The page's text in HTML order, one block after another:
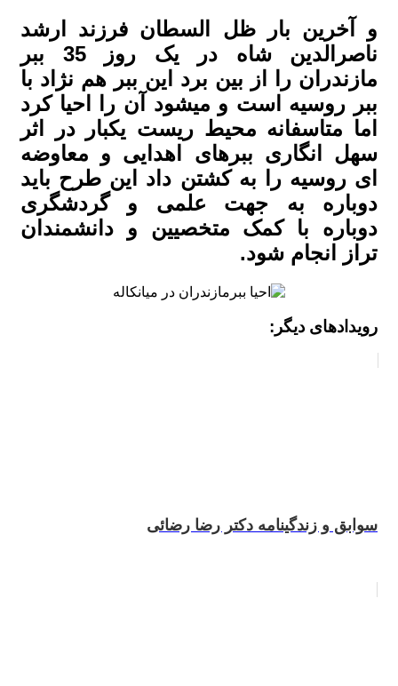
و آخرین بار ظل السطان فرزند ارشد
ناصرالدین شاه در یک روز 35 ببر
مازندران را از بین برد این ببر هم نژاد با
ببر روسیه است و میشود آن را احیا کرد
اما متاسفانه محیط ریست یکبار در اثر
سهل انگاری ببرهای اهدایی و معاوضه
ای روسیه را به کشتن داد این طرح باید
دوباره به جهت علمی و گردشگری
دوباره با کمک متخصیین و دانشمندان
تراز انجام شود.
رویدادهای دیگر:
سوابق و زندگینامه دکتر رضا رضائی